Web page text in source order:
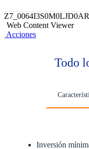
Web Content Viewer
Acciones
Todo
Inversión